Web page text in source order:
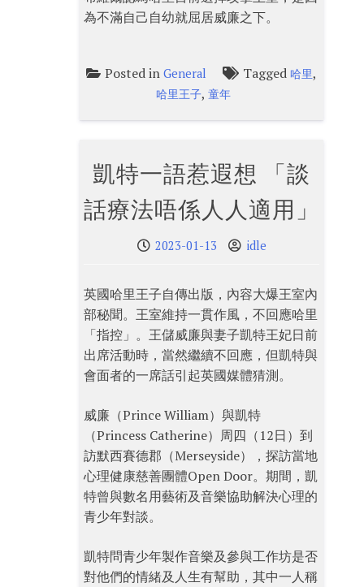
為不滿自己自幼就屈居威廉之下。
Posted inGeneral Tagged哈里,
哈里王子,童年
凱特一語惹遐想 「談
話療法唔係人人適用」
2023-01-13 idle
英國哈里王子自傳出版，內容大爆王室內
部秘聞。王室維持一貫作風，不回應哈里
「指控」。王儲威廉與妻子凱特王妃日前
出席活動時，當然繼續不回應，但凱特與
會面者的一席話引起英國媒體猜測。
威廉（Prince William）與凱特
（Princess Catherine）周四（12日）到
訪默西賽德郡（Merseyside），探訪當地
心理健康慈善團體Open Door。期間，凱
特曾與數名用藝術及音樂協助解決心理的
青少年對談。
凱特問青少年製作音樂及參與工作坊是否
對他們的情緒及人生有幫助，其中一人稱